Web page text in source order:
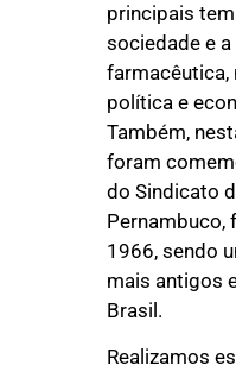
principais
sociedade e
farmacêutica,
política e
Também,
foram
do Sindicato
Pernambuco,
1966, sendo
mais antigos
Brasil.
Realizamos